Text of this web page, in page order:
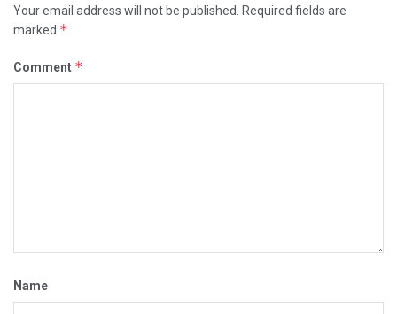
Your email address will not be published. Required fields are
marked *
Comment *
Name